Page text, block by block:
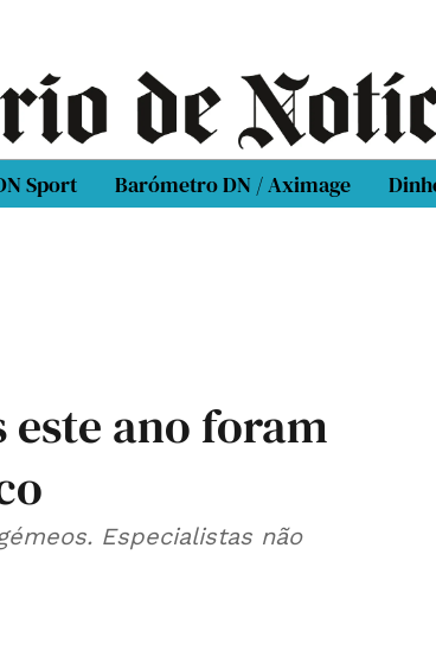
Sport Barómetro DN / Aximage
este ano foram
Especialistas não